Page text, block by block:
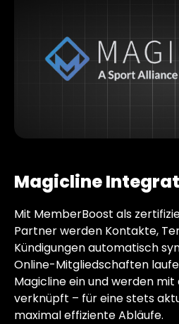
Magicline
Mit MemberBoost als
Partner werden Kontakte,
Kündigungen automatisch
Online-Mitgliedschaften
Magicline ein und werden
verknüpft – für eine stets
maximal effiziente Abläufe.